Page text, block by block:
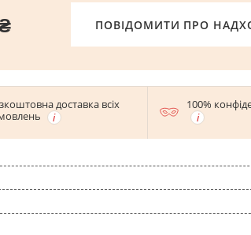
ПОВІДОМИТИ ПРО
доставка всіх
100%